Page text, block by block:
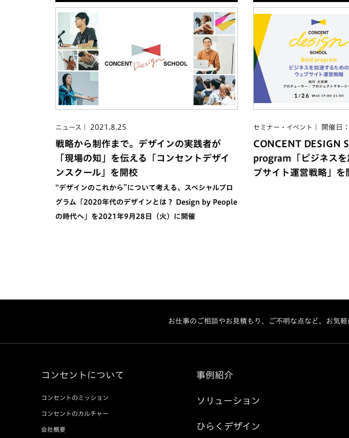
ニュース 2021.8.25
戦略から制作まで。デザインの実践者が
「現場の知」を伝える「コンセントデザイ
ンスクール」を開校
“デザインのこれから”について考える、スペシャルプロ
グラム「2020年代のデザインとは？ Design by People
の時代へ」を2021年9月28日（火）に開催
セミナー・イベント 開催日
CONCENT DESIGN
program「ビジネスを
ブサイト運営戦略」を
お仕事のご相談やお見積もり、ご不明な点など、お気軽
コンセントについて
コンセントのミッション
コンセントのカルチャー
会社概要
事例紹介
ソリューション
ひらくデザイン